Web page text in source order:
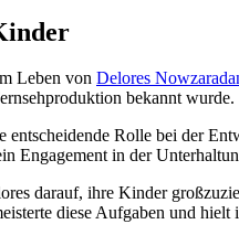
Leben von Delores
bekannt wurde.
entscheidende Rolle bei der
Engagement in der
darauf, ihre Kinder
diese Aufgaben und hielt